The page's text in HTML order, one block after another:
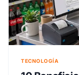
TECNOLOGÍA